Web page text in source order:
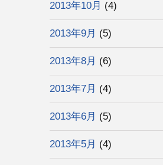
2013年10月 (4)
2013年9月 (5)
2013年8月 (6)
2013年7月 (4)
2013年6月 (5)
2013年5月 (4)